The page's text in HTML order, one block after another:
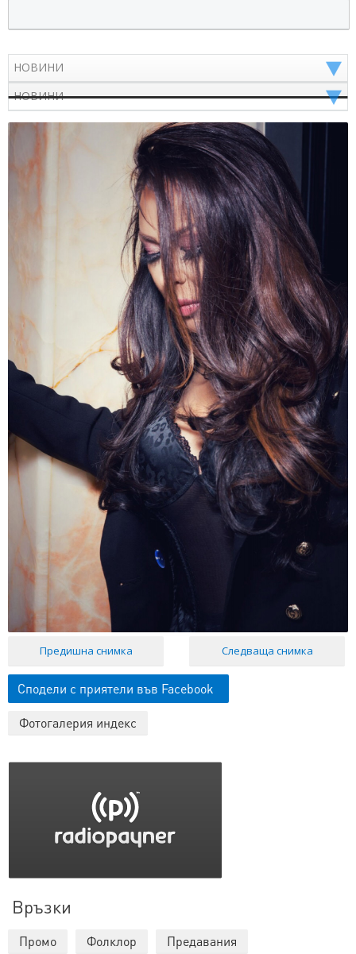
Предишна снимка Следваща снимка
Сподели с приятели във Facebook
Фотогалерия индекс
Връзки
Промо Фолклор
Предавания